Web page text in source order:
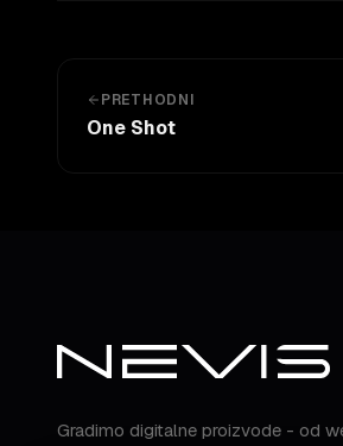
PRETHODNI
One Shot
Gradimo digitalne proizvode - od